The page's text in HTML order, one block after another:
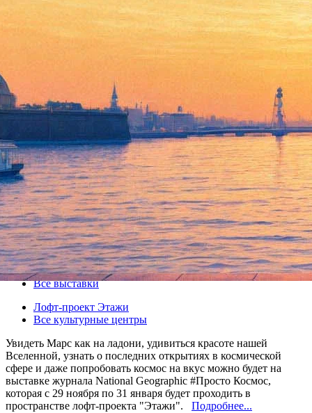
National Geographic устроит
космос
29 ноября 2016, вторник-31 января 2017, вторник
Версия для печати
Все выставки
Лофт-проект Этажи
Все культурные центры
Увидеть Марс как на ладони, удивиться красоте нашей
Вселенной, узнать о последних открытиях в космической
сфере и даже попробовать космос на вкус можно будет на
выставке журнала National Geographic #Просто Космос,
которая с 29 ноября по 31 января будет проходить в
пространстве лофт-проекта "Этажи". Подробнее...